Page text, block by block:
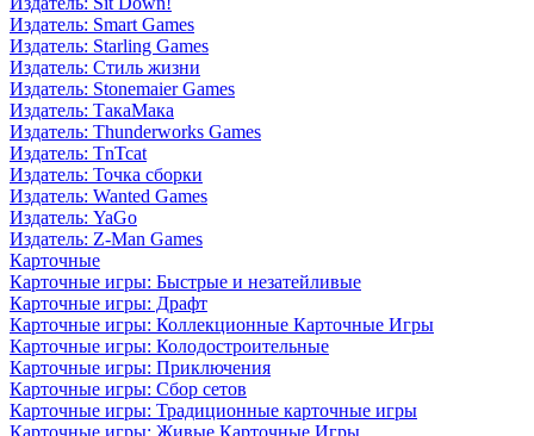
Издатель: Smart Games
Издатель: Starling Games
Издатель: Стиль жизни
Издатель: Stonemaier Games
Издатель: ТакаМака
Издатель: Thunderworks Games
Издатель: TnTcat
Издатель: Точка сборки
Издатель: Wanted Games
Издатель: YaGo
Издатель: Z-Man Games
Карточные
Карточные игры: Быстрые и незатейливые
Карточные игры: Драфт
Карточные игры: Коллекционные Карточные Игры
Карточные игры: Колодостроительные
Карточные игры: Приключения
Карточные игры: Сбор сетов
Карточные игры: Традиционные карточные игры
Карточные игры: Живые Карточные Игры